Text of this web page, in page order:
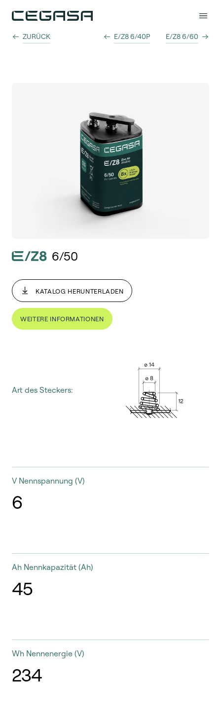
ZURÜCK E/Z8 6/40P E/Z8 6/60
6/50
KATALOG HERUNTERLADEN
WEITERE INFORMATIONEN
Art des Steckers:
V Nennspannung (V)
6
Ah Nennkapazität (Ah)
45
Wh Nennenergie (V)
234